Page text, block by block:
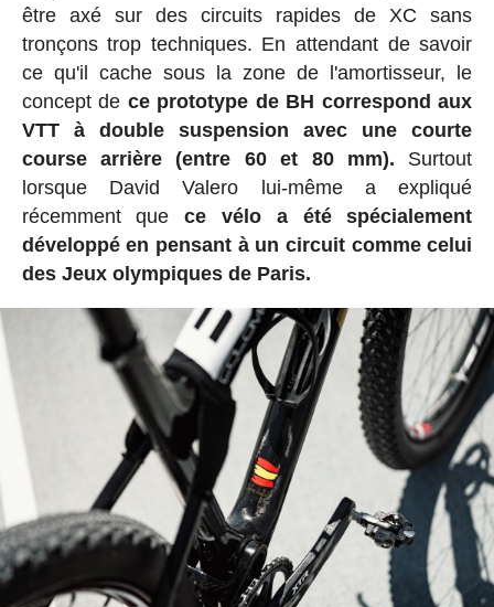
être axé sur des circuits rapides de XC sans
tronçons trop techniques. En attendant de savoir
ce qu'il cache sous la zone de l'amortisseur, le
concept de ce prototype de BH correspond aux
VTT à double suspension avec une courte
course arrière (entre 60 et 80 mm). Surtout
lorsque David Valero lui-même a expliqué
récemment quece vélo a été spécialement
développé en pensant à un circuit comme celui
des Jeux olympiques de Paris.